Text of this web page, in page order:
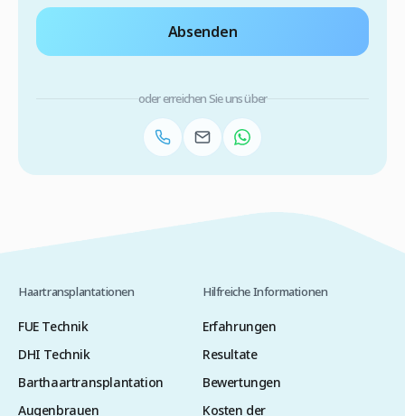
Absenden
oder erreichen Sie uns über
Haartransplantationen
FUE Technik
DHI Technik
Barthaartransplantation
Augenbrauen
Hilfreiche Informationen
Erfahrungen
Resultate
Bewertungen
Kosten der